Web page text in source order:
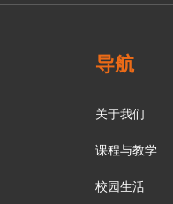
导航
关于我们
课程与教学
校园生活